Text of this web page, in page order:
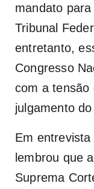
mandato
Tribunal
entretanto,
Congresso
com a tensão
julgamento
Em
lembrou que
Suprema